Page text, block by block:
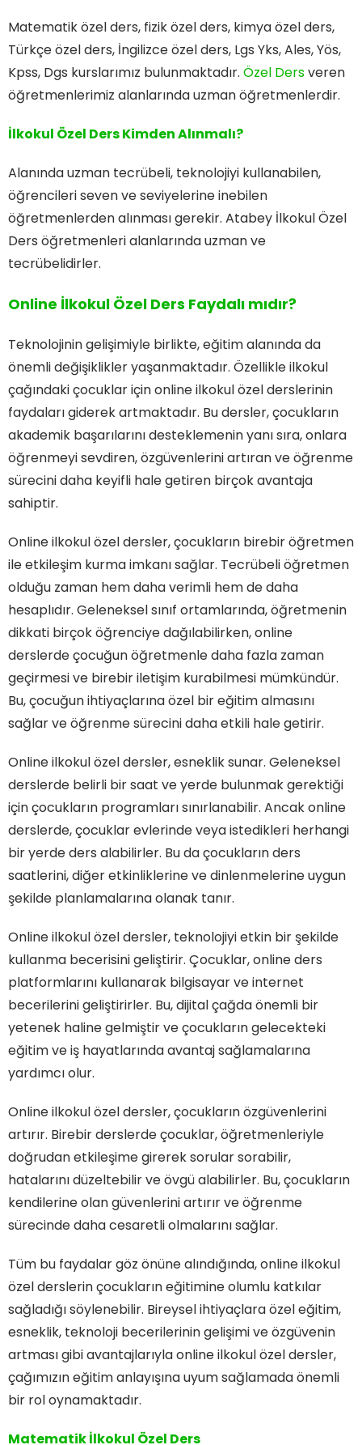
Matematik özel ders, fizik özel ders, kimya özel ders,
Türkçe özel ders, İngilizce özel ders, Lgs Yks, Ales, Yös,
Kpss, Dgs kurslarımız bulunmaktadır. Özel Dersveren
öğretmenlerimiz alanlarında uzman öğretmenlerdir.
İlkokul Özel Ders Kimden Alınmalı?
Alanında uzman tecrübeli, teknolojiyi kullanabilen,
öğrencileri seven ve seviyelerine inebilen
öğretmenlerden alınması gerekir. Atabey İlkokul Özel
Ders öğretmenleri alanlarında uzman ve
tecrübelidirler.
Online İlkokul Özel Ders Faydalı mıdır?
Teknolojinin gelişimiyle birlikte, eğitim alanında da
önemli değişiklikler yaşanmaktadır. Özellikle ilkokul
çağındaki çocuklar için online ilkokul özel derslerinin
faydaları giderek artmaktadır. Bu dersler, çocukların
akademik başarılarını desteklemenin yanı sıra, onlara
öğrenmeyi sevdiren, özgüvenlerini artıran ve öğrenme
sürecini daha keyifli hale getiren birçok avantaja
sahiptir.
Online ilkokul özel dersler, çocukların birebir öğretmen
ile etkileşim kurma imkanı sağlar. Tecrübeli öğretmen
olduğu zaman hem daha verimli hem de daha
hesaplıdır. Geleneksel sınıf ortamlarında, öğretmenin
dikkati birçok öğrenciye dağılabilirken, online
derslerde çocuğun öğretmenle daha fazla zaman
geçirmesi ve birebir iletişim kurabilmesi mümkündür.
Bu, çocuğun ihtiyaçlarına özel bir eğitim almasını
sağlar ve öğrenme sürecini daha etkili hale getirir.
Online ilkokul özel dersler, esneklik sunar. Geleneksel
derslerde belirli bir saat ve yerde bulunmak gerektiği
için çocukların programları sınırlanabilir. Ancak online
derslerde, çocuklar evlerinde veya istedikleri herhangi
bir yerde ders alabilirler. Bu da çocukların ders
saatlerini, diğer etkinliklerine ve dinlenmelerine uygun
şekilde planlamalarına olanak tanır.
Online ilkokul özel dersler, teknolojiyi etkin bir şekilde
kullanma becerisini geliştirir. Çocuklar, online ders
platformlarını kullanarak bilgisayar ve internet
becerilerini geliştirirler. Bu, dijital çağda önemli bir
yetenek haline gelmiştir ve çocukların gelecekteki
eğitim ve iş hayatlarında avantaj sağlamalarına
yardımcı olur.
Online ilkokul özel dersler, çocukların özgüvenlerini
artırır. Birebir derslerde çocuklar, öğretmenleriyle
doğrudan etkileşime girerek sorular sorabilir,
hatalarını düzeltebilir ve övgü alabilirler. Bu, çocukların
kendilerine olan güvenlerini artırır ve öğrenme
sürecinde daha cesaretli olmalarını sağlar.
Tüm bu faydalar göz önüne alındığında, online ilkokul
özel derslerin çocukların eğitimine olumlu katkılar
sağladığı söylenebilir. Bireysel ihtiyaçlara özel eğitim,
esneklik, teknoloji becerilerinin gelişimi ve özgüvenin
artması gibi avantajlarıyla online ilkokul özel dersler,
çağımızın eğitim anlayışına uyum sağlamada önemli
bir rol oynamaktadır.
Matematik İlkokul Özel Ders